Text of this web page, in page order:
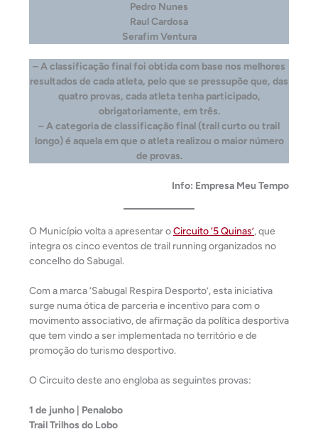
Pedro Nunes
Raul Cardosa
Serafim Ventura
– A classificação final foi obtida com base nos melhores
resultados de cada atleta, pelo que se pressupõe que, das
quatro provas, cada atleta tenha participado,
obrigatoriamente, em três.
– A categoria de classificação final (trail curto ou trail
longo) é aquela em que o atleta realizou o maior número
de provas.
Info: Empresa Meu Tempo
O Município volta a apresentar oCircuito ‘5 Quinas’, que
integra os cinco eventos de trail running organizados no
concelho do Sabugal.
Com a marca ‘Sabugal Respira Desporto’, esta iniciativa
surge numa ótica de parceria e incentivo para com o
movimento associativo, de afirmação da política desportiva
que tem vindo a ser implementada no território e de
promoção do turismo desportivo.
O Circuito deste ano engloba as seguintes provas:
1 de junho | Penalobo
Trail Trilhos do Lobo